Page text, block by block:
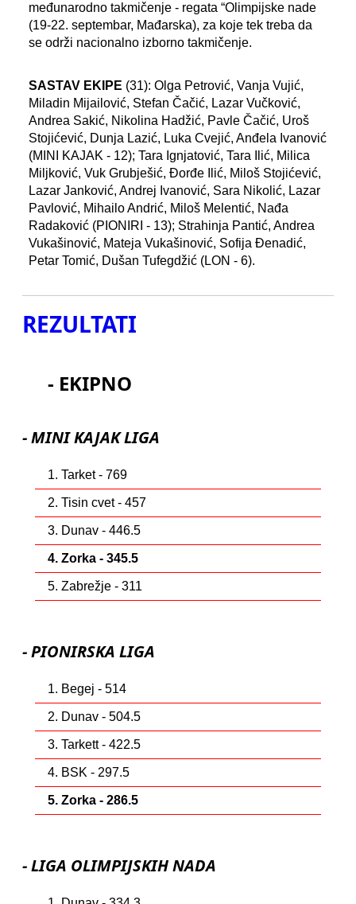
međunarodno takmičenje - regata “Olimpijske nade
(19-22. septembar, Mađarska), za koje tek treba da
se održi nacionalno izborno takmičenje.
SASTAV EKIPE (31): Olga Petrović, Vanja Vujić,
Miladin Mijailović, Stefan Čačić, Lazar Vučković,
Andrea Sakić, Nikolina Hadžić, Pavle Čačić, Uroš
Stojićević, Dunja Lazić, Luka Cvejić, Anđela Ivanović
(MINI KAJAK - 12); Tara Ignjatović, Tara Ilić, Milica
Miljković, Vuk Grubješić, Đorđe Ilić, Miloš Stojićević,
Lazar Janković, Andrej Ivanović, Sara Nikolić, Lazar
Pavlović, Mihailo Andrić, Miloš Melentić, Nađa
Radaković (PIONIRI - 13); Strahinja Pantić, Andrea
Vukašinović, Mateja Vukašinović, Sofija Đenadić,
Petar Tomić, Dušan Tufegdžić (LON - 6).
REZULTATI
- EKIPNO
- MINI KAJAK LIGA
1. Tarket - 769
2. Tisin cvet - 457
3. Dunav - 446.5
4. Zorka - 345.5
5. Zabrežje - 311
- PIONIRSKA LIGA
1. Begej - 514
2. Dunav - 504.5
3. Tarkett - 422.5
4. BSK - 297.5
5. Zorka - 286.5
- LIGA OLIMPIJSKIH NADA